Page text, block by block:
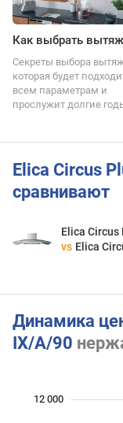
Как выбрать
Секреты выбора
которая будет
всем параметрам и
прослужит долгие
Elica Circus
сравнивают
vs Elica Circus
Динамика
IX/A/90
12 000